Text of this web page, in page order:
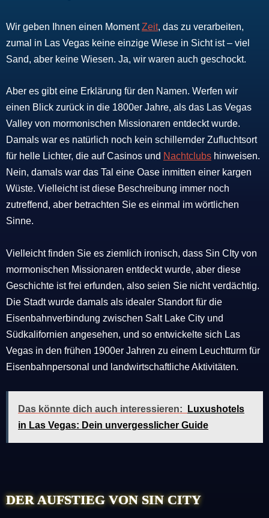
Wir geben Ihnen einen MomentZeit, das zu verarbeiten,
zumal in Las Vegas keine einzige Wiese in Sicht ist – viel
Sand, aber keine Wiesen. Ja, wir waren auch geschockt.
Aber es gibt eine Erklärung für den Namen. Werfen wir
einen Blick zurück in die 1800er Jahre, als das Las Vegas
Valley von mormonischen Missionaren entdeckt wurde.
Damals war es natürlich noch kein schillernder Zufluchtsort
für helle Lichter, die auf Casinos und Nachtclubs hinweisen.
Nein, damals war das Tal eine Oase inmitten einer kargen
Wüste. Vielleicht ist diese Beschreibung immer noch
zutreffend, aber betrachten Sie es einmal im wörtlichen
Sinne.
Vielleicht finden Sie es ziemlich ironisch, dass Sin CIty von
mormonischen Missionaren entdeckt wurde, aber diese
Geschichte ist frei erfunden, also seien Sie nicht verdächtig.
Die Stadt wurde damals als idealer Standort für die
Eisenbahnverbindung zwischen Salt Lake City und
Südkalifornien angesehen, und so entwickelte sich Las
Vegas in den frühen 1900er Jahren zu einem Leuchtturm für
Eisenbahnpersonal und landwirtschaftliche Aktivitäten.
Das könnte dich auch interessieren:
Luxushotels
in Las Vegas: Dein unvergesslicher Guide
DER AUFSTIEG VON SIN CITY